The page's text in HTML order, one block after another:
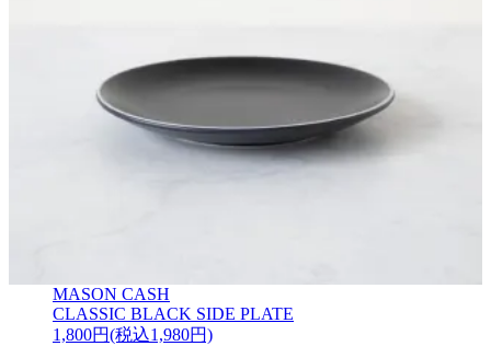
MASON CASH
CLASSIC BLACK SIDE PLATE
1,800円(税込1,980円)